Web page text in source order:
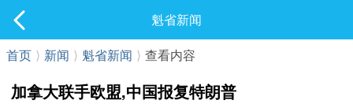
最新发表
魁省新闻
首页 ⟩ 新闻 ⟩ 魁省新闻 ⟩ 查看内容
加拿大联手欧盟,中国报复特朗普